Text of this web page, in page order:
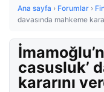
Ana sayfa › Forumlar ›
davasında mahkeme
casusluk’
kararını